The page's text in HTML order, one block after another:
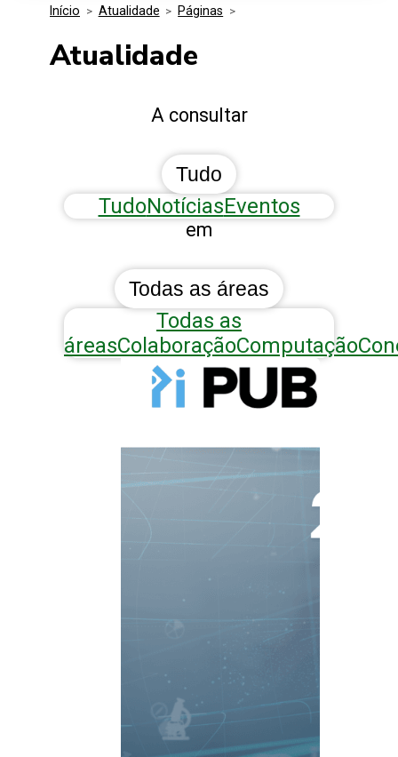
Media Kit
Eventos
Início > Atualidade > Páginas >
Atualidade
A consultar
Tudo
TudoNotíciasEventos
em
Todas as áreas
Todas as
áreasColaboraçãoComputação